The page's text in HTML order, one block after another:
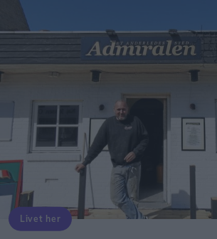
Livet her